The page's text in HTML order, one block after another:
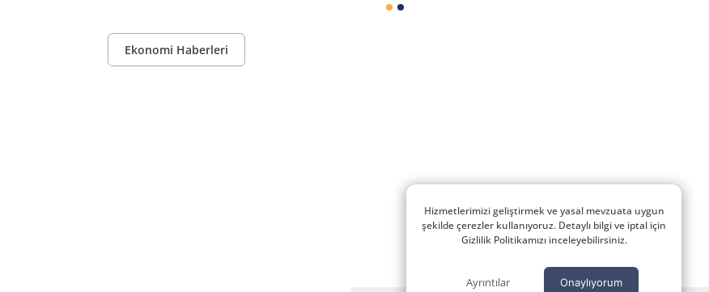
Ekonomi Haberleri
Hizmetlerimizi geliştirmek ve yasal mevzuata uygun
şekilde çerezler kullanıyoruz. Detaylı bilgi ve iptal için
Gizlilik Politikamızı inceleyebilirsiniz.
Ayrıntılar Onaylıyorum